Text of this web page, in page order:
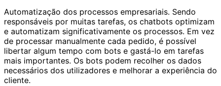
Automatização dos processos empresariais. Sendo
responsáveis por muitas tarefas, os chatbots optimizam
e automatizam significativamente os processos. Em vez
de processar manualmente cada pedido, é possível
libertar algum tempo com bots e gastá-lo em tarefas
mais importantes. Os bots podem recolher os dados
necessários dos utilizadores e melhorar a experiência do
cliente.